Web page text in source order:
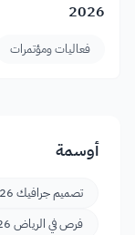
2026
فعاليات ومؤتمرات
أوسمة
تصميم جرافيك 2026
فرص في الرياض 2026